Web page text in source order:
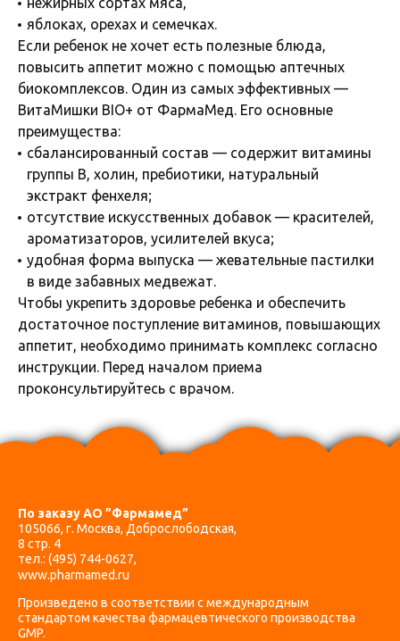
яблоках, орехах и семечках.
Если ребенок не хочет есть полезные блюда,
повысить аппетит можно с помощью аптечных
биокомплексов. Один из самых эффективных —
ВитаМишки BIO+ от ФармаМед. Его основные
преимущества:
сбалансированный состав — содержит витамины
группы В, холин, пребиотики, натуральный
экстракт фенхеля;
отсутствие искусственных добавок — красителей,
ароматизаторов, усилителей вкуса;
удобная форма выпуска — жевательные пастилки
в виде забавных медвежат.
Чтобы укрепить здоровье ребенка и обеспечить
достаточное поступление витаминов, повышающих
аппетит, необходимо принимать комплекс согласно
инструкции. Перед началом приема
проконсультируйтесь с врачом.
По заказу АО ”Фармамед”
105066, г. Москва, Доброслободская,
8 стр. 4
тел.: (495) 744-0627,
www.pharmamed.ru
Произведено в соответствии с международным
стандартом качества фармацевтического производства
GMP.